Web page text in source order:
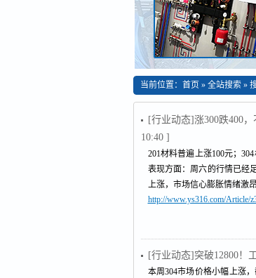
当前位置： 首页 » 全站搜索»
[行业动态]涨300跌400
10:40 ]
201材料普遍上涨100元；
表现方面：周六的行情已经
上涨，市场信心膨胀情绪激
http://www.ys316.com/Article/
[行业动态]突破12800！
本周304市场价格小幅上涨